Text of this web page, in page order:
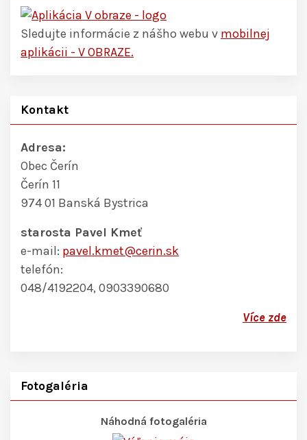
Sledujte informácie z nášho webu v mobilnej
aplikácii - V OBRAZE.
Kontakt
Adresa:
Obec Čerín
Čerín 11
974 01 Banská Bystrica
starosta Pavel Kmeť
e-mail: pavel.kmet@cerin.sk
telefón:
048/4192204, 0903390680
Více zde
Fotogaléria
Náhodná fotogaléria